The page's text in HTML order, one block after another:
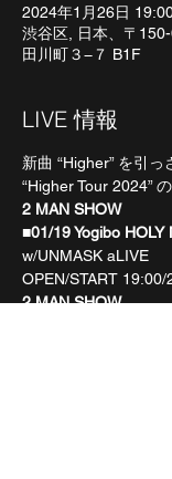
2024年1月26日
渋谷区, 日本、〒
田川町３−７ B1F
LIVE 情報
新曲 “Higher” を引
“Higher Tour 2024”
2 MAN SHOW
■01/19 Yogibo HOLY
w/UNMASK aLIVE
OPEN/START 19:00/
2 MAN SHOW